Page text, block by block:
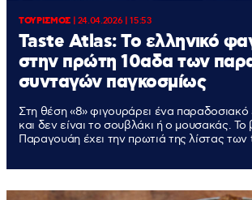
ΤΟΥΡΙΣΜΟΣ| 24.04.2026 | 15:53
Taste Atlas: Το ελληνικό
στην πρώτη 10αδα των
συνταγών παγκοσμίως
Στη θέση «8» φιγουράρει ένα παραδοσιακό
και δεν είναι το σουβλάκι ή ο μουσακάς. Το
Παραγουάη έχει την πρωτιά της λίστας των